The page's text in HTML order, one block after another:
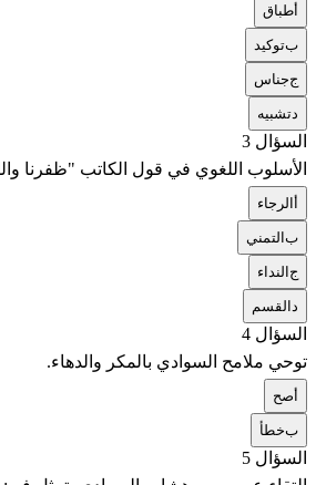
طباق
بتوكيد
ججناس
تشبيه
السؤال 3
الأسلوب اللغوي في قول الكاتب "ظفرنا
الرجاء
بالتمني
جالنداء
القسم
السؤال 4
توحي ملامح السوادي بالمكر والدهاء.
صح
بخطأ
السؤال 5